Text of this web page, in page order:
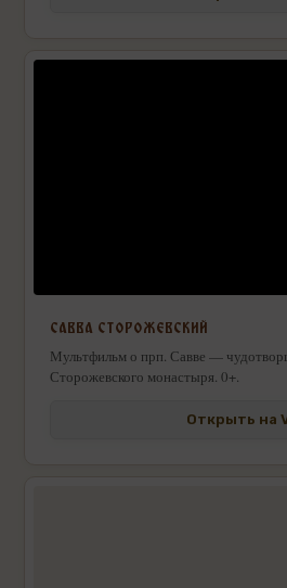
САВВА СТОРОЖЕВСКИЙ
Мультфильм о прп. Савве —
Сторожевского монастыря. 0+.
Открыть на